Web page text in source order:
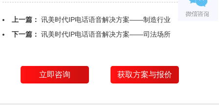
上一篇： 讯美时代IP电话语音解决方案——制造行业
下一篇： 讯美时代IP电话语音解决方案——司法场所
立即咨询 获取方案与报价